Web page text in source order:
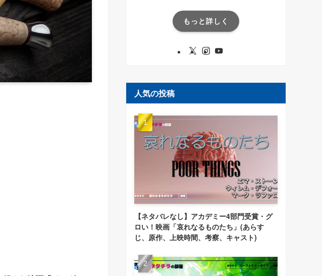
もっと詳しく
人気の投稿
【ネタバレなし】アカデミー4部門受賞・グ
ロい！映画「哀れなるものたち」(あらす
じ、原作、上映時間、考察、キャスト)